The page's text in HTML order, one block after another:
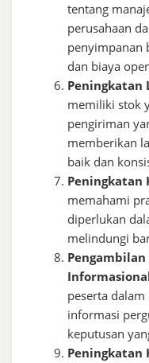
tentang
perusahaan
penyimpanan
dan biaya
Peningkatan
memiliki stok
pengiriman
memberikan
baik dan
Peningkatan
memahami
diperlukan
melindungi
peserta
informasi
keputusan
Peningkatan